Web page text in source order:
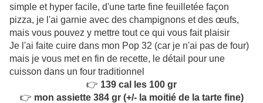
simple et hyper facile, d'une tarte fine feuilletée façon
pizza, je l'ai garnie avec des champignons et des œufs,
mais vous pouvez y mettre tout ce qui vous fait plaisir
Je l'ai faite cuire dans mon Pop 32 (car je n'ai pas de four)
mais je vous met en fin de recette, le détail pour une
cuisson dans un four traditionnel
👉 139 cal les 100 gr
👉 mon assiette 384 gr (+/- la moitié de la tarte fine)